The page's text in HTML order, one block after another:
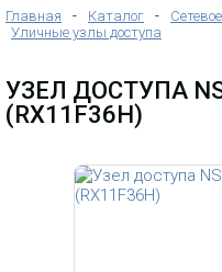
Главная - Каталог -
Уличные узлы доступа
УЗЕЛ ДОСТУПА
(RX11F36H)